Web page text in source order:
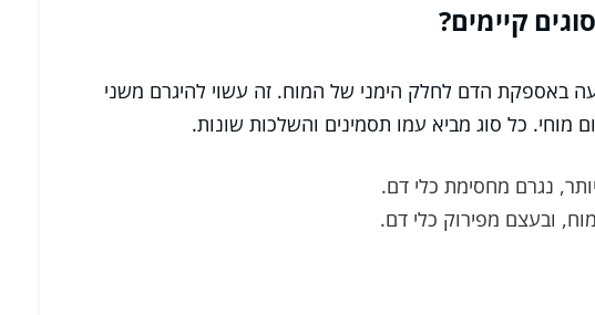
קיימים?
באספקת הדם לחלק הימני של המוח. זה עשוי להיגרם משני
מוחי. כל סוג מביא עמו תסמינים והשלכות שונות.
נגרם מחסימת כלי דם.
ובעצם מפירוק כלי דם.